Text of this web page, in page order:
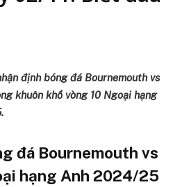
định bóng đá Bournemouth vs
khuôn khổ vòng 10 Ngoại hạng
đá Bournemouth vs
hạng Anh 2024/25